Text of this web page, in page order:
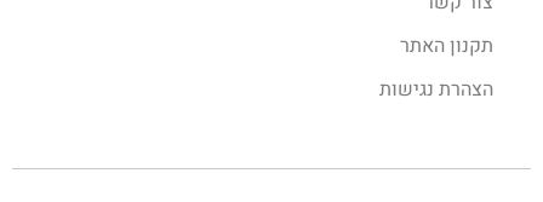
תקנון האתר
הצהרת נגישות